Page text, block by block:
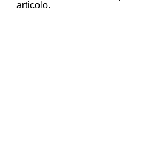
articolo.